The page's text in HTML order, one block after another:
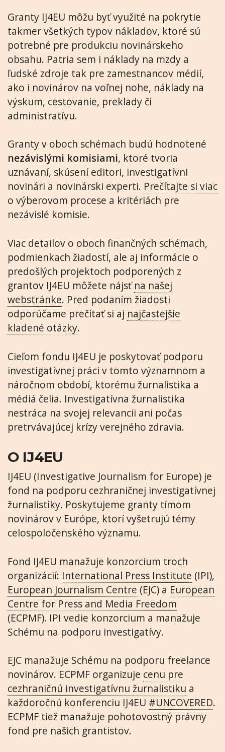
Granty IJ4EU môžu byť využité na pokrytie
takmer všetkých typov nákladov, ktoré sú
potrebné pre produkciu novinárskeho
obsahu. Patria sem i náklady na mzdy a
ľudské zdroje tak pre zamestnancov médií,
ako i novinárov na voľnej nohe, náklady na
výskum, cestovanie, preklady či
administratívu.
Granty v oboch schémach budú hodnotené
nezávislými komisiami, ktoré tvoria
uznávaní, skúsení editori, investigatívni
novinári a novinárski experti. Prečítajte si viac
o výberovom procese a kritériách pre
nezávislé komisie.
Viac detailov o oboch finančných schémach,
podmienkach žiadostí, ale aj informácie o
predošlých projektoch podporených z
grantov IJ4EU môžete nájsťna našej
webstránke. Pred podaním žiadosti
odporúčame prečítať si aj najčastejšie
kladené otázky.
Cieľom fondu IJ4EU je poskytovať podporu
investigatívnej práci v tomto významnom a
náročnom období, ktorému žurnalistika a
médiá čelia. Investigatívna žurnalistika
nestráca na svojej relevancii ani počas
pretrvávajúcej krízy verejného zdravia.
O IJ4EU
IJ4EU (Investigative Journalism for Europe) je
fond na podporu cezhraničnej investigatívnej
žurnalistiky. Poskytujeme granty tímom
novinárov v Európe, ktorí vyšetrujú témy
celospoločenského významu.
Fond IJ4EU manažuje konzorcium troch
organizácií: International Press Institute (IPI),
European Journalism Centre (EJC) a European
Centre for Press and Media Freedom
(ECPMF). IPI vedie konzorcium a manažuje
Schému na podporu investigatívy.
EJC manažuje Schému na podporu freelance
novinárov. ECPMF organizuje cenu pre
cezhraničnú investigatívnu žurnalistiku a
každoročnú konferenciu IJ4EU #UNCOVERED.
ECPMF tiež manažuje pohotovostný právny
fond pre našich grantistov.